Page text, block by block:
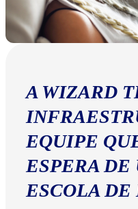
A WIZARD
EQUIPE
ESPERA DE
ESCOLA